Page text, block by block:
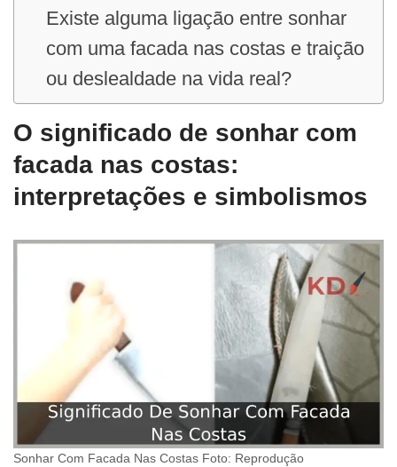
Existe alguma ligação entre sonhar
com uma facada nas costas e traição
ou deslealdade na vida real?
O significado de sonhar com
facada nas costas:
interpretações e simbolismos
Sonhar Com Facada Nas Costas Foto: Reprodução